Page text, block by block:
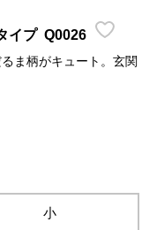
イプ Q0026
ま柄がキュート。玄関
小